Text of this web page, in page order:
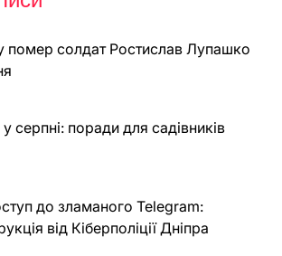
помер солдат Ростислав Лупашко
серпні: поради для садівників
до зламаного Telegram:
від Кіберполіції Дніпра